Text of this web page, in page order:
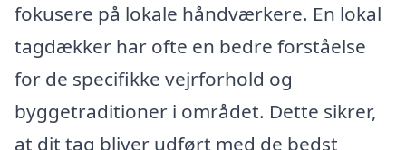
fokusere på lokale håndværkere. En lokal
tagdækker har ofte en bedre forståelse
for de specifikke vejrforhold og
byggetraditioner i området. Dette sikrer,
at dit tag bliver udført med de bedst